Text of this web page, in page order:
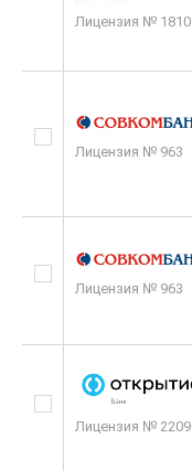
Лицензия № 1810
Лицензия № 963
Лицензия № 963
Лицензия № 2209